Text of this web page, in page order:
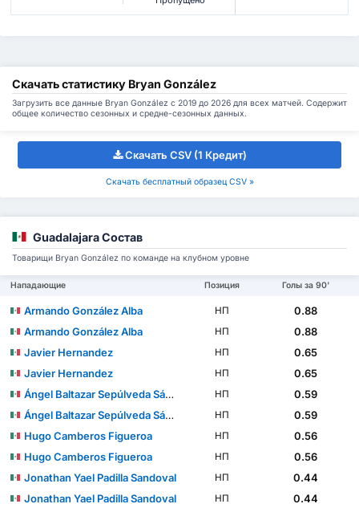
Скачать статистику Bryan González
Загрузить все данные Bryan González с 2019 до 2026 для всех матчей. Содержит
общее количество сезонных и средне-сезонных данных.
Скачать CSV (1 Кредит)
Скачать бесплатный образец CSV »
Guadalajara Состав
Товарищи Bryan González по команде на клубном уровне
Нападающие Позиция Голы за 90'
Armando González Alba НП
0.88
Armando González Alba
НП
0.88
Javier Hernandez
НП
0.65
Javier Hernandez
НП
0.65
Ángel Baltazar Sepúlveda Sánchez
НП
0.59
Ángel Baltazar Sepúlveda Sánchez
НП
0.59
Hugo Camberos Figueroa
НП
0.56
Hugo Camberos Figueroa
НП
0.56
Jonathan Yael Padilla Sandoval
НП
0.44
Jonathan Yael Padilla Sandoval
НП
0.44